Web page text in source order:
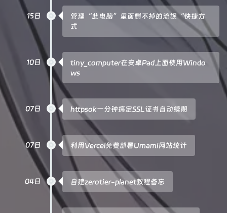
15日
管理“此电脑”里面删不掉的流氓“快捷方
式
10日
tiny_computer在安卓Pad上面使用Windo
ws
07日 httpsok一分钟搞定SSL证书自动续期
07日 利用Vercel免费部署Umami网站统计
04日 自建zerotier-planet教程备忘